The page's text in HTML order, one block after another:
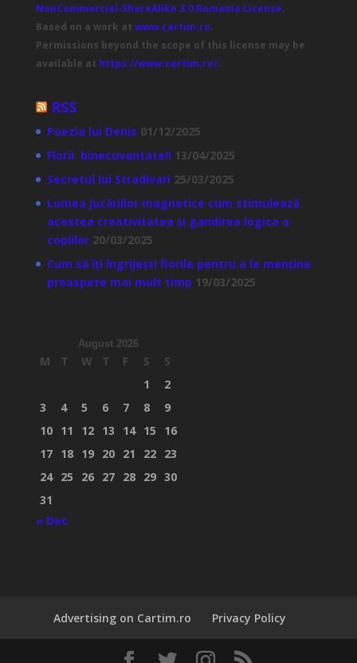
NonCommercial-ShareAlike 3.0 Romania License.
Based on a work at www.cartim.ro.
Permissions beyond the scope of this license may be
available at https://www.cartim.ro/.
RSS
Poezia lui Denis 01/12/2025
Florii binecuvantate!! 13/04/2025
Secretul lui Stradivari 25/03/2025
Lumea jucăriilor magnetice cum stimulează
acestea creativitatea și gandirea logica a
copiilor 20/03/2025
Cum să îți îngrijești florile pentru a le menține
proaspete mai mult timp 19/03/2025
August 2026
M T W T F S
S
1
2
3
4 5 6 7 8
9
10 11 12 13 14 15
16
17 18 19 20 21 22 23
24 25 26 27 28 29 30
31
« Dec
Advertising on Cartim.ro Privacy Policy